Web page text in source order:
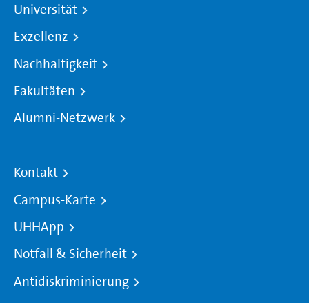
Universität
Exzellenz
Nachhaltigkeit
Fakultäten
Alumni-Netzwerk
Kontakt
Campus-Karte
UHHApp
Notfall & Sicherheit
Antidiskriminierung